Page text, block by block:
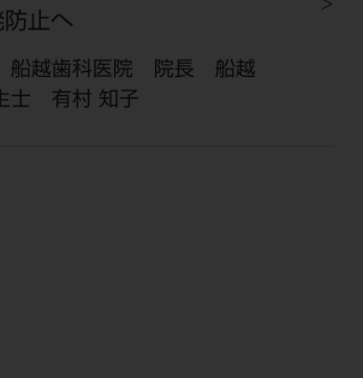
防止へ
船越歯科医院 院長 船越
士 有村 知子